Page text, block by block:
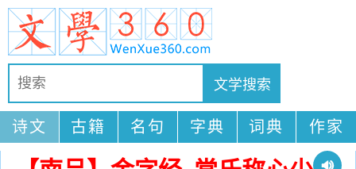
诗文 古籍 名句 字典 词典 作家